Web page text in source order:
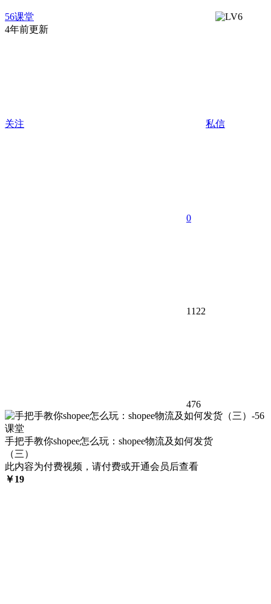
56课堂
4年前更新
关注 私信
0
1122
476
手把手教你shopee怎么玩：shopee物流及如何发货
（三）
此内容为付费视频，请付费或开通会员后查看
￥19